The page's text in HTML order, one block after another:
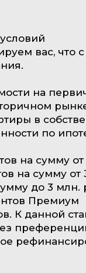
вас, что
на
в
по
на сумму
на сумму от
до 3 млн.
Премиум
К данной
преференции